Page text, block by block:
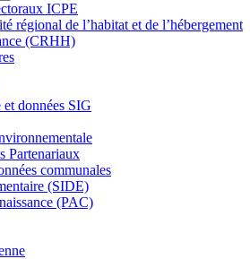
ICPE
régional de l’habitat et de l’hébergement
(CRHH)
données SIG
Partenariaux
communales
(SIDE)
(PAC)